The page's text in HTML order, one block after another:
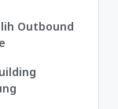
Outbound